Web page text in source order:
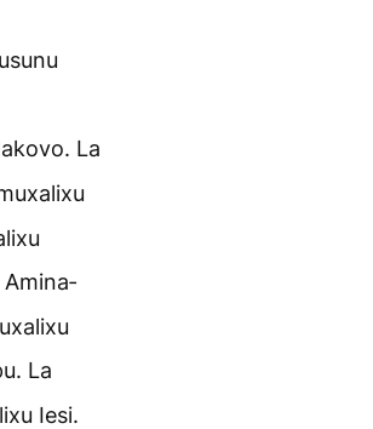
La
Amina­
La
Iesi.